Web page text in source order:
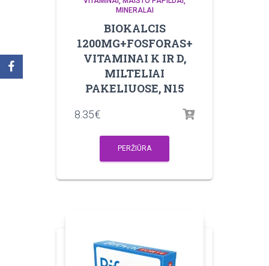
MINERALAI
BIOKALCIS
1200MG+FOSFORAS+
VITAMINAI K IR D,
MILTELIAI
PAKELIUOSE, N15
8.35€
PERŽIŪRA